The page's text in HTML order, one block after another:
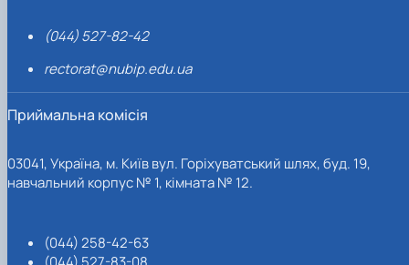
(044) 527-82-42
rectorat@nubip.edu.ua
Приймальна комісія
03041, Україна, м. Київ вул. Горіхуватський шлях, буд. 19,
навчальний корпус № 1, кімната № 12.
(044) 258-42-63